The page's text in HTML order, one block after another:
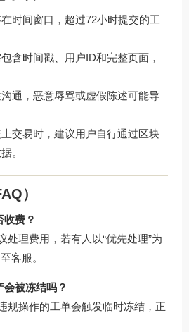
在时间窗口，超过72小时提交的工
包含时间戳、用户ID和完整页面，
沟通，恶意辱骂或虚假陈述可能导
上交易时，建议用户自行通过区块
。
）
收费？
处理费用，若有人以“优先处理”为
客服。
被冻结吗？
规操作的工单会触发临时冻结，正